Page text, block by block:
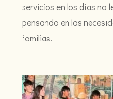
servicios en los días no
pensando en las
familias.